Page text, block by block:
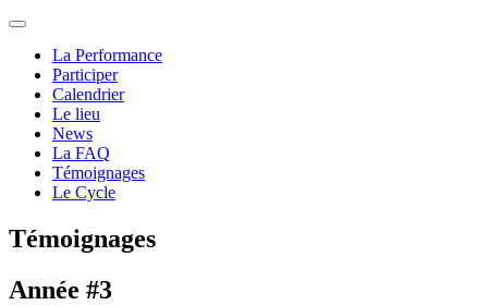
La Performance
Participer
Calendrier
Le lieu
News
La FAQ
Témoignages
Le Cycle
Témoignages
Année #3